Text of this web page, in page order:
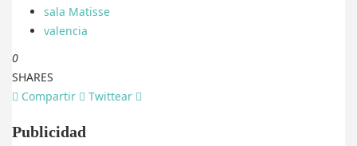
sala Matisse
valencia
0
SHARES
Compartir
Twittear
Publicidad